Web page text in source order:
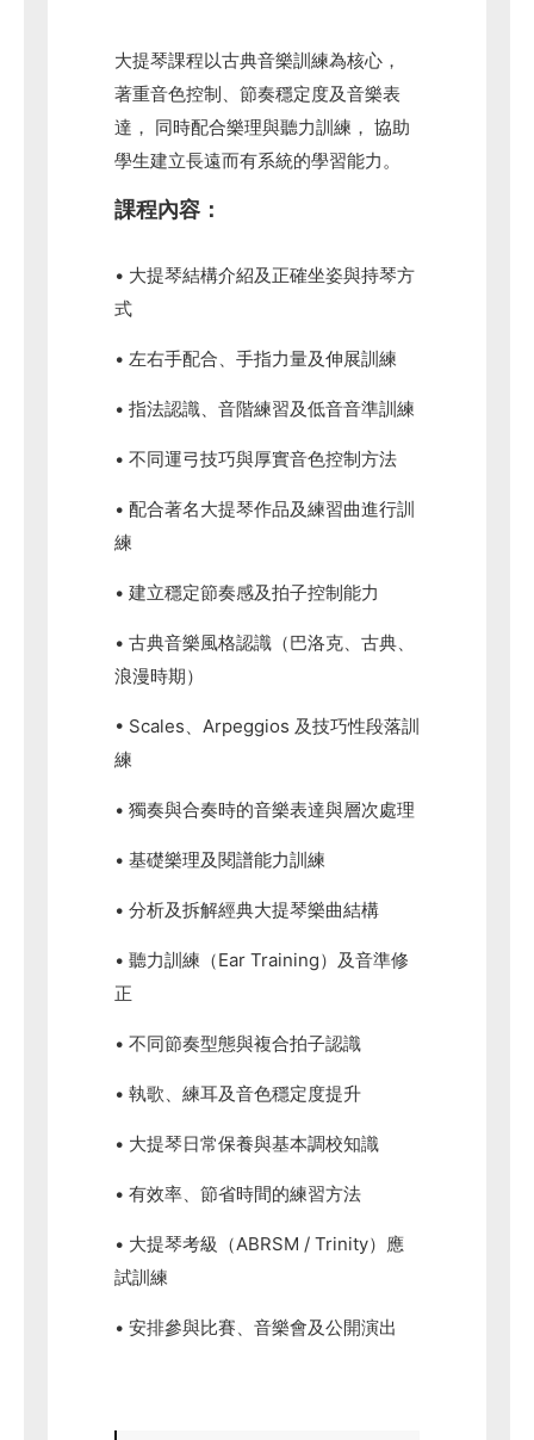
大提琴課程以古典音樂訓練為核心，
著重音色控制、節奏穩定度及音樂表
達， 同時配合樂理與聽力訓練， 協助
學生建立長遠而有系統的學習能力。
課程內容：
• 大提琴結構介紹及正確坐姿與持琴方
式
• 左右手配合、手指力量及伸展訓練
• 指法認識、音階練習及低音音準訓練
• 不同運弓技巧與厚實音色控制方法
• 配合著名大提琴作品及練習曲進行訓
練
• 建立穩定節奏感及拍子控制能力
• 古典音樂風格認識（巴洛克、古典、
浪漫時期）
• Scales、Arpeggios 及技巧性段落訓
練
• 獨奏與合奏時的音樂表達與層次處理
• 基礎樂理及閱譜能力訓練
• 分析及拆解經典大提琴樂曲結構
• 聽力訓練（Ear Training）及音準修
正
• 不同節奏型態與複合拍子認識
• 執歌、練耳及音色穩定度提升
• 大提琴日常保養與基本調校知識
• 有效率、節省時間的練習方法
• 大提琴考級（ABRSM / Trinity）應
試訓練
• 安排參與比賽、音樂會及公開演出